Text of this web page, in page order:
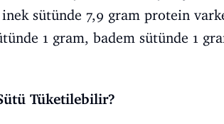
sütünde 7,9 gram protein
1 gram, badem sütünde 1
Tüketilebilir?